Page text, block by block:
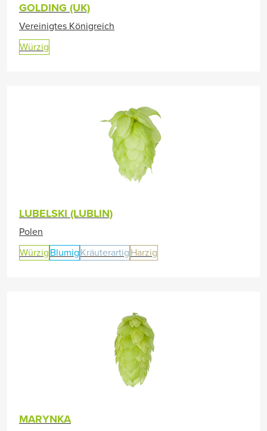
GOLDING (UK)
Vereinigtes Königreich
Würzig
LUBELSKI (LUBLIN)
Polen
Würzig Blumig Kräuterartig Harzig
MARYNKA